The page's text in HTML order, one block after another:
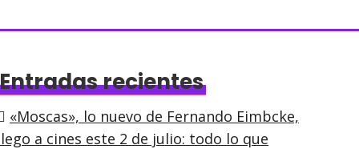
Entradas recientes
«Moscas», lo nuevo de Fernando Eimbcke,
a cines este 2 de julio: todo lo que